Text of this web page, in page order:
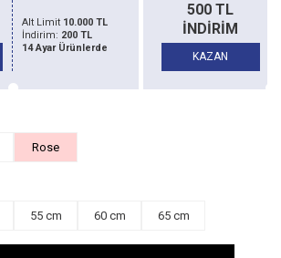
Alt Limit20.000 TL
İndirim:500 TL
14 Ayar Ürünlerde
1500 TL
İNDİRİM
KAZAN
Rose
55 cm 60 cm 65 cm